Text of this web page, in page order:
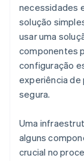
necessidades
solução
usar uma
componentes
configuração
experiência
segura.
Uma
alguns
crucial no